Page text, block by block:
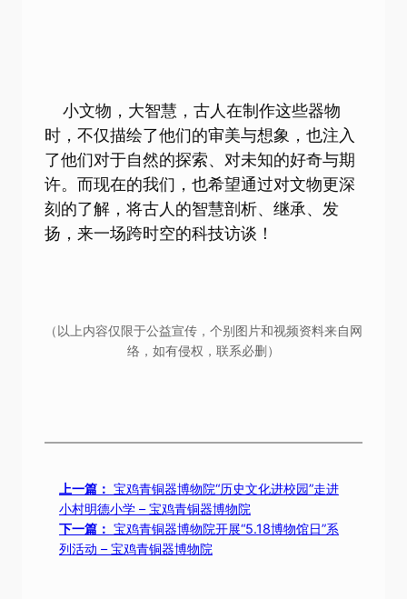
小文物，大智慧，古人在制作这些器物
时，不仅描绘了他们的审美与想象，也注入
了他们对于自然的探索、对未知的好奇与期
许。而现在的我们，也希望通过对文物更深
刻的了解，将古人的智慧剖析、继承、发
扬，来一场跨时空的科技访谈！
（以上内容仅限于公益宣传，个别图片和视频资料来自网
络，如有侵权，联系必删）
上一篇： 宝鸡青铜器博物院“历史文化进校园”走进
小村明德小学 – 宝鸡青铜器博物院
下一篇： 宝鸡青铜器博物院开展“5.18博物馆日”系
列活动 – 宝鸡青铜器博物院